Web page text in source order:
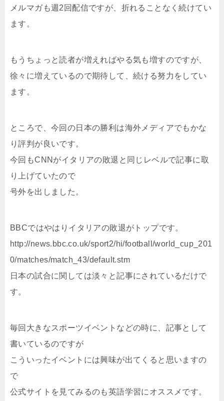
メルマガも週2回配信ですが、折れることなく続けてい
ます。
もうちょっと読者が増えればやる気も増すのですが、
徐々に増えているので期待して、続ける努力をしてい
ます。
ところで、今回の日本の勝利は海外メディアでもかな
り評判が良いです。
今回もCNNがイタリアの敗退と同じレベルで記事に取
り上げていたので
号外を出しました。
BBCではやはりイタリアの敗退がトップです。
http://news.bbc.co.uk/sport2/hi/football/world_cup_201
0/matches/match_43/default.stm
日本の試合に関しては淡々と記事にされているだけで
す。
毎回大きなスポーツイベントなどの時に、記事として
書いているのですが
こういったイベントには興味が出てくると思いますの
で
公式サイトを見てみるのも英語学習にオススメです。